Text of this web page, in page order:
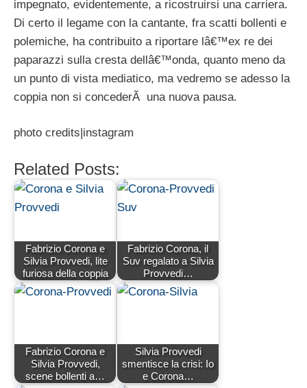
impegnato, evidentemente, a ricostruirsi una carriera.
Di certo il legame con la cantante, fra scatti bollenti e
polemiche, ha contribuito a riportare lâ€™ex re dei
paparazzi sulla cresta dellâ€™onda, quanto meno da
un punto di vista mediatico, ma vedremo se adesso la
coppia non si concederÃ una nuova pausa.
photo credits|instagram
Related Posts:
Fabrizio Corona e
Silvia Provvedi, lite
furiosa della coppia
Fabrizio Corona, il
Suv regalato a Silvia
Provvedi…
Fabrizio Corona e
Silvia Provvedi,
scene bollenti a…
Silvia Provvedi
smentisce la crisi: Io
e Corona…